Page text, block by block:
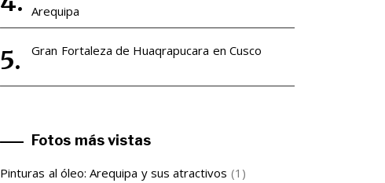
Arequipa
Gran Fortaleza de Huaqrapucara en Cusco
Fotos más vistas
Pinturas al óleo: Arequipa y sus atractivos (1)